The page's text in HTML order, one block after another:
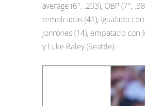
average (6°, .293), OBP (7°,
remolcadas (41), igualado
jonrones (14), empatado con
y Luke Raley (Seattle).